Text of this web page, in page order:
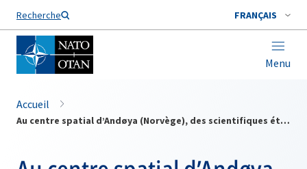
Recherche FRANÇAIS
Menu
Nom de famille*
Accueil
Au centre spatial d’Andøya (Norvège), des scientifiques étudient l’impact des conditions atmosphériques sur le lancement de satellites